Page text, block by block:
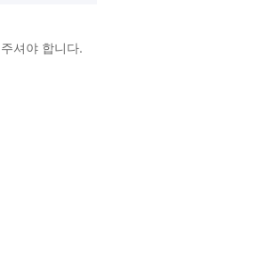
셔야 합니다.